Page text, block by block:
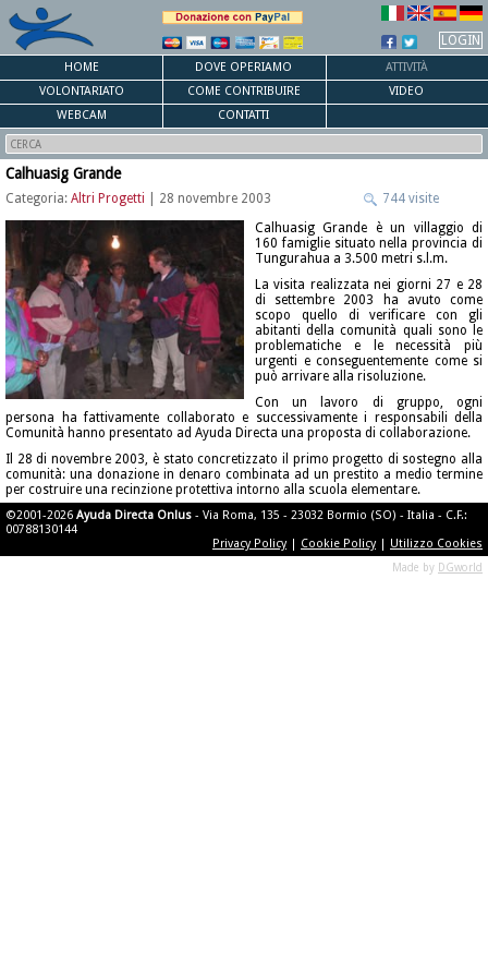
LOGIN
HOME DOVE OPERIAMO
ATTIVITÀ
VOLONTARIATO
COME CONTRIBUIRE
VIDEO
WEBCAM
CONTATTI
Calhuasig Grande
Categoria: Altri Progetti | 28 novembre 2003
744 visite
Calhuasig Grande è un villaggio di
160 famiglie situato nella provincia di
Tungurahua a 3.500 metri s.l.m.
La visita realizzata nei giorni 27 e 28
di settembre 2003 ha avuto come
scopo quello di verificare con gli
abitanti della comunità quali sono le
problematiche e le necessità più
urgenti e conseguentemente come si
può arrivare alla risoluzione.
Con un lavoro di gruppo, ogni
persona ha fattivamente collaborato e successivamente i responsabili della
Comunità hanno presentato ad Ayuda Directa una proposta di collaborazione.
Il 28 di novembre 2003, è stato concretizzato il primo progetto di sostegno alla
comunità: una donazione in denaro combinata ad un prestito a medio termine
per costruire una recinzione protettiva intorno alla scuola elementare.
©2001-2026 Ayuda Directa Onlus - Via Roma, 135 - 23032 Bormio (SO) - Italia - C.F.:
00788130144
Privacy Policy| Cookie Policy| Utilizzo Cookies
Made by DGworld